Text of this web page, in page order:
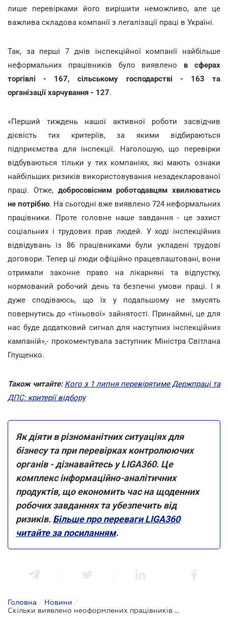
лише перевірками його вирішити неможливо, але це
важлива складова компанії з легалізації праці в Україні.
Так, за перші 7 днів інспекційної компанії найбільше
неформальних працівників було виявлено в сферах
торгівлі - 167, сільському господарстві - 163 та
організації харчування - 127.
«Перший тиждень нашої активної роботи засвідчив
дієвість тих критеріїв, за якими відбираються
підприємства для інспекції. Наголошую, що перевірки
відбуваються тільки у тих компаніях, які мають ознаки
найбільших ризиків використовування незадекларованої
праці. Отже, добросовісним роботодавцям хвилюватись
не потрібно. На сьогодні вже виявлено 724 неформальних
працівники. Проте головне наше завдання - це захист
соціальних і трудових прав людей. У ході інспекційних
відвідувань із 86 працівниками були укладені трудові
договори. Тепер ці люди офіційно працевлаштовані, вони
отримали законне право на лікарняні та відпустку,
нормований робочий день та безпечні умови праці. І я
дуже сподіваюсь, що їх у подальшому не змусять
повернутись до «тіньової» зайнятості. Принаймні, це для
нас буде додатковий сигнал для наступних інспекційних
кампаній»,- прокоментувала заступник Міністра Світлана
Глущенко.
Також читайте: Кого з 1 липня перевірятиме Держпраці та
ДПС: критерії відбору
Як діяти в різноманітних ситуаціях для
бізнесу та при перевірках контролюючих
органів - дізнавайтесь у LIGA360. Це
комплекс інформаційно-аналітичних
продуктів, що економить час на щоденних
робочих завданнях та убезпечить від
ризиків. Більше про переваги LIGA360
читайте за посиланням.
Головна / Новини /
Скільки виявлено неоформлених працівників за тиждень перевірок Держпраці